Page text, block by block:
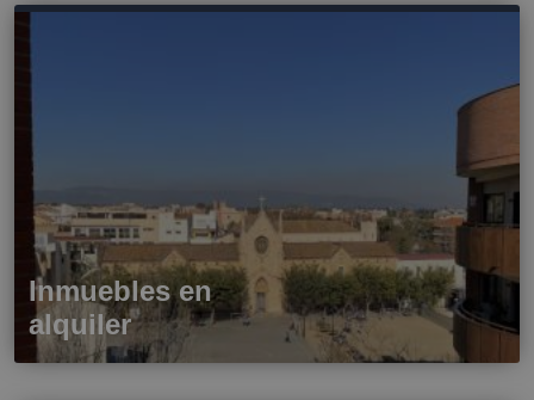
Inmuebles en
alquiler